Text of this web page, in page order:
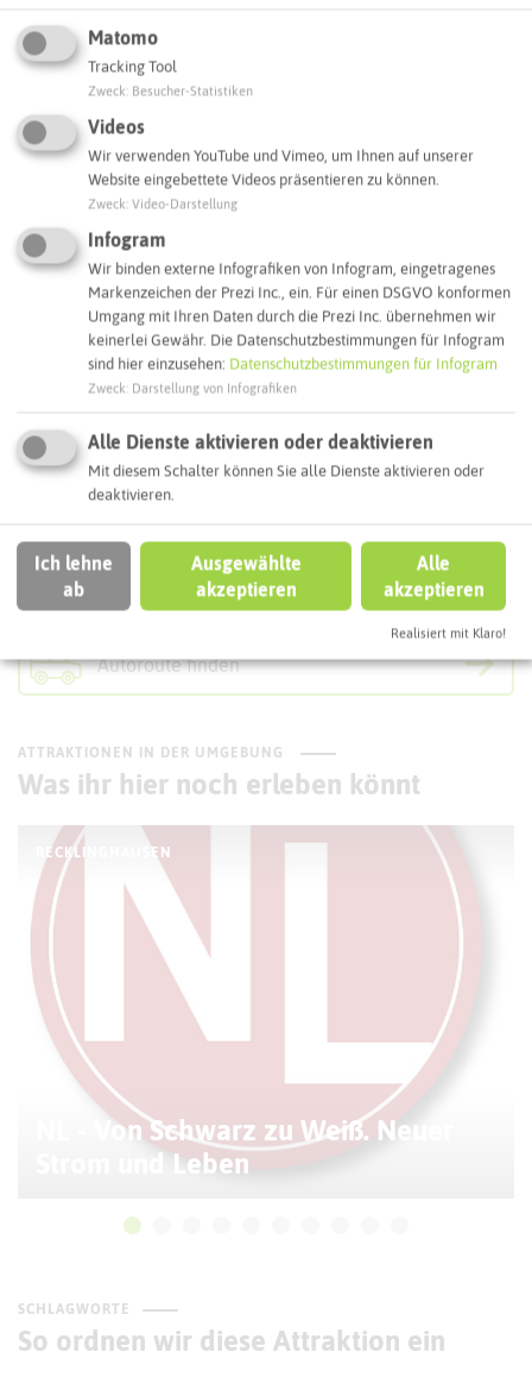
Leaflet|©OpenStreetMapcontributors |weitere Lizenzen
Adresse:
Trainingsbergwerk Recklinghausen
Wanner Straße 20
45661 Recklinghausen
Webseite
Interaktive Karte
Routenplanung zum Ziel:
ÖPNV-Route finden
Autoroute finden
ATTRAKTIONEN IN DER UMGEBUNG
Was ihr hier noch erleben könnt
RECKLINGHAUSEN
NL - Von Schwarz zu Weiß. Neuer
Strom und Leben
SCHLAGWORTE
So ordnen wir diese Attraktion ein
Matomo
Tracking Tool
Zweck Besucher-Statistiken
Videos
Wir verwenden YouTube und Vimeo, um Ihnen auf unserer
Website eingebettete Videos präsentieren zu können.
Zweck Video-Darstellung
Infogram
Wir binden externe Infografiken von Infogram, eingetragenes
Markenzeichen der Prezi Inc., ein. Für einen DSGVO konformen
Umgang mit Ihren Daten durch die Prezi Inc. übernehmen wir
keinerlei Gewähr. Die Datenschutzbestimmungen für Infogram
sind hier einzusehen: Datenschutzbestimmungen für Infogram
Zweck Darstellung von Infografiken
Alle Dienste aktivieren oder deaktivieren
Mit diesem Schalter können Sie alle Dienste aktivieren oder
deaktivieren.
Ich lehne
ab
Ausgewählte
akzeptieren
Alle
akzeptieren
Realisiert mit Klaro!